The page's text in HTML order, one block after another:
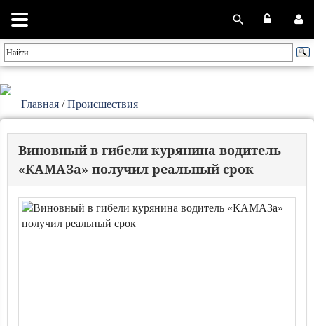
Главная /Происшествия
Виновный в гибели курянина водитель
«КАМАЗа» получил реальный срок